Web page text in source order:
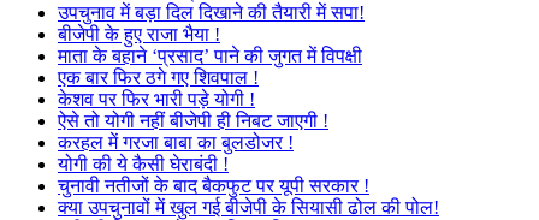
उपचुनाव में बड़ा दिल दिखाने की तैयारी में सपा!
बीजेपी के हुए राजा भैया !
माता के बहाने ‘प्रसाद’ पाने की जुगत में विपक्षी
एक बार फिर ठगे गए शिवपाल !
केशव पर फिर भारी पड़े योगी !
ऐसे तो योगी नहीं बीजेपी ही निबट जाएगी !
करहल में गरजा बाबा का बुलडोजर !
योगी की ये कैसी घेराबंदी !
चुनावी नतीजों के बाद बैकफुट पर यूपी सरकार !
क्या उपचुनावों में खुल गई बीजेपी के सियासी ढोल की पोल!